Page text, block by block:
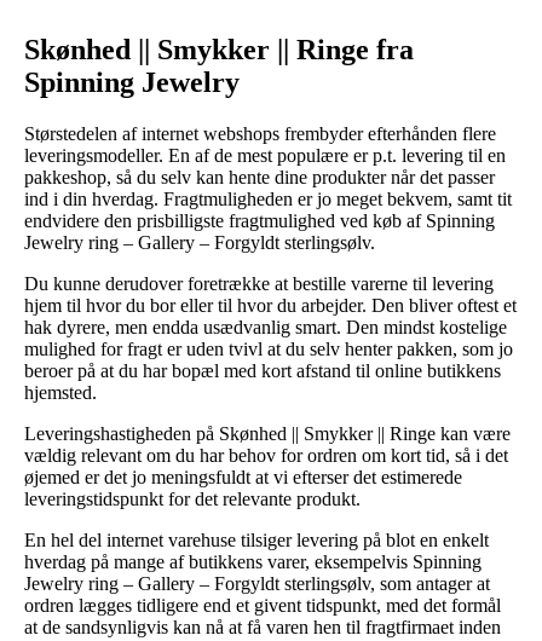
Skønhed || Smykker || Ringe fra
Spinning Jewelry
Størstedelen af internet webshops frembyder efterhånden flere
leveringsmodeller. En af de mest populære er p.t. levering til en
pakkeshop, så du selv kan hente dine produkter når det passer
ind i din hverdag. Fragtmuligheden er jo meget bekvem, samt tit
endvidere den prisbilligste fragtmulighed ved køb af Spinning
Jewelry ring – Gallery – Forgyldt sterlingsølv.
Du kunne derudover foretrække at bestille varerne til levering
hjem til hvor du bor eller til hvor du arbejder. Den bliver oftest et
hak dyrere, men endda usædvanlig smart. Den mindst kostelige
mulighed for fragt er uden tvivl at du selv henter pakken, som jo
beroer på at du har bopæl med kort afstand til online butikkens
hjemsted.
Leveringshastigheden på Skønhed || Smykker || Ringe kan være
vældig relevant om du har behov for ordren om kort tid, så i det
øjemed er det jo meningsfuldt at vi efterser det estimerede
leveringstidspunkt for det relevante produkt.
En hel del internet varehuse tilsiger levering på blot en enkelt
hverdag på mange af butikkens varer, eksempelvis Spinning
Jewelry ring – Gallery – Forgyldt sterlingsølv, som antager at
ordren lægges tidligere end et givent tidspunkt, med det formål
at de sandsynligvis kan nå at få varen hen til fragtfirmaet inden